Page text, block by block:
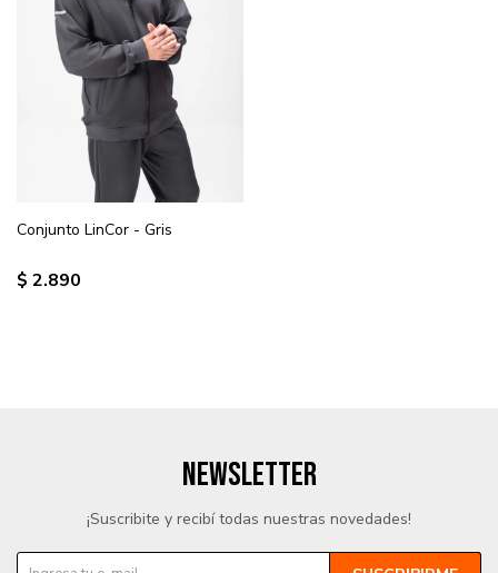
Conjunto LinCor - Gris
$ 2.890
NEWSLETTER
¡Suscribite y recibí todas nuestras novedades!